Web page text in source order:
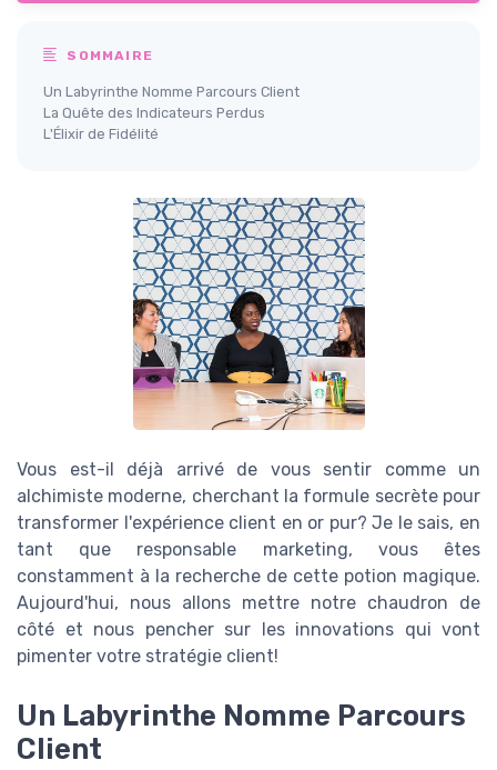
SOMMAIRE
Un Labyrinthe Nomme Parcours Client
La Quête des Indicateurs Perdus
L'Élixir de Fidélité
Vous est-il déjà arrivé de vous sentir comme un
alchimiste moderne, cherchant la formule secrète pour
transformer l'expérience client en or pur? Je le sais, en
tant que responsable marketing, vous êtes
constamment à la recherche de cette potion magique.
Aujourd'hui, nous allons mettre notre chaudron de
côté et nous pencher sur les innovations qui vont
pimenter votre stratégie client!
Un Labyrinthe Nomme Parcours
Client